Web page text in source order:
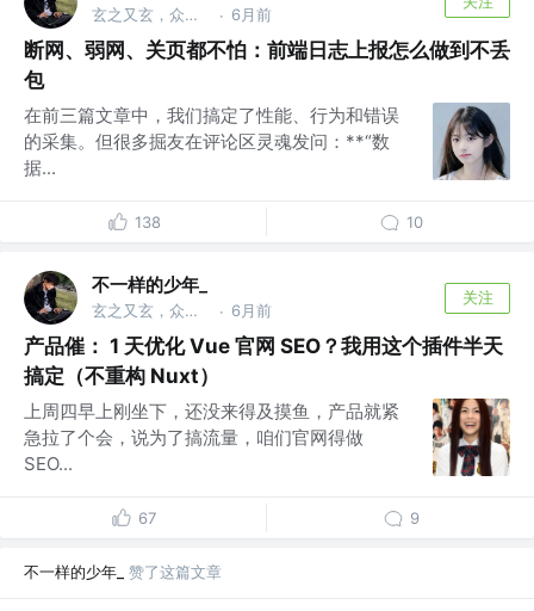
玄之又玄，众妙之门 · 6月前
断网、弱网、关页都不怕：前端日志上报怎么做到不丢
包
在前三篇文章中，我们搞定了性能、行为和错误
的采集。但很多掘友在评论区灵魂发问：**“数
据...
138 10
不一样的少年_
玄之又玄，众妙之门 · 6月前
关注
产品催： 1 天优化 Vue 官网 SEO？我用这个插件半天
搞定（不重构 Nuxt）
上周四早上刚坐下，还没来得及摸鱼，产品就紧
急拉了个会，说为了搞流量，咱们官网得做
SEO...
67 9
不一样的少年_ 赞了这篇文章